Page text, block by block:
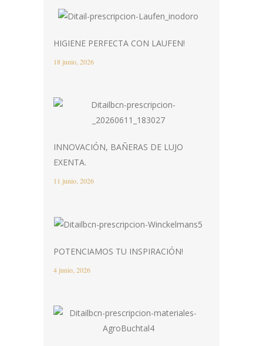
HIGIENE PERFECTA CON LAUFEN!
18 junio, 2026
INNOVACIÓN, BAÑERAS DE LUJO
EXENTA.
11 junio, 2026
POTENCIAMOS TU INSPIRACIÓN!
4 junio, 2026